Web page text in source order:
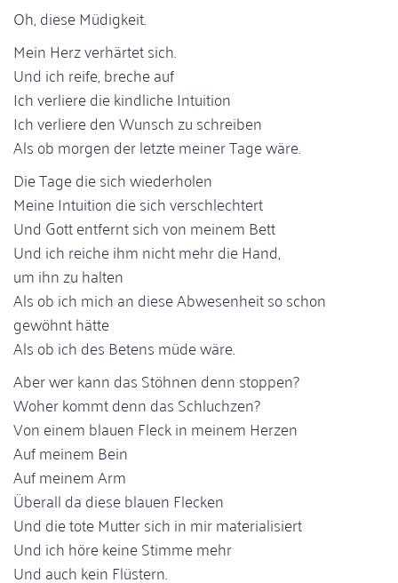
Oh, diese Müdigkeit.
Mein Herz verhärtet sich.
Und ich reife, breche auf
Ich verliere die kindliche Intuition
Ich verliere den Wunsch zu schreiben
Als ob morgen der letzte meiner Tage wäre.
Die Tage die sich wiederholen
Meine Intuition die sich verschlechtert
Und Gott entfernt sich von meinem Bett
Und ich reiche ihm nicht mehr die Hand,
um ihn zu halten
Als ob ich mich an diese Abwesenheit so schon
gewöhnt hätte
Als ob ich des Betens müde wäre.
Aber wer kann das Stöhnen denn stoppen?
Woher kommt denn das Schluchzen?
Von einem blauen Fleck in meinem Herzen
Auf meinem Bein
Auf meinem Arm
Überall da diese blauen Flecken
Und die tote Mutter sich in mir materialisiert
Und ich höre keine Stimme mehr
Und auch kein Flüstern.